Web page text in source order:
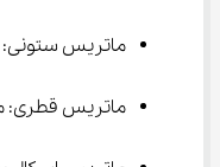
ماتریس ستونی:
ماتریس قطری: